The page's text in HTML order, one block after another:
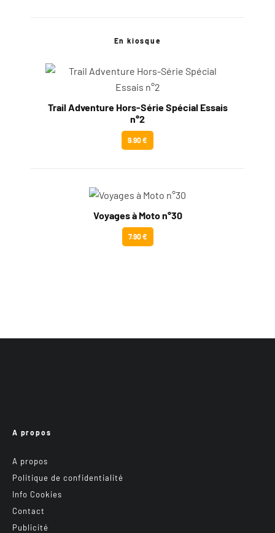
En kiosque
Trail Adventure Hors-Série Spécial Essais
n°2
9.90 €
Voyages à Moto n°30
7.90 €
A propos
A propos
Politique de confidentialité
Info Cookies
Contact
Publicité